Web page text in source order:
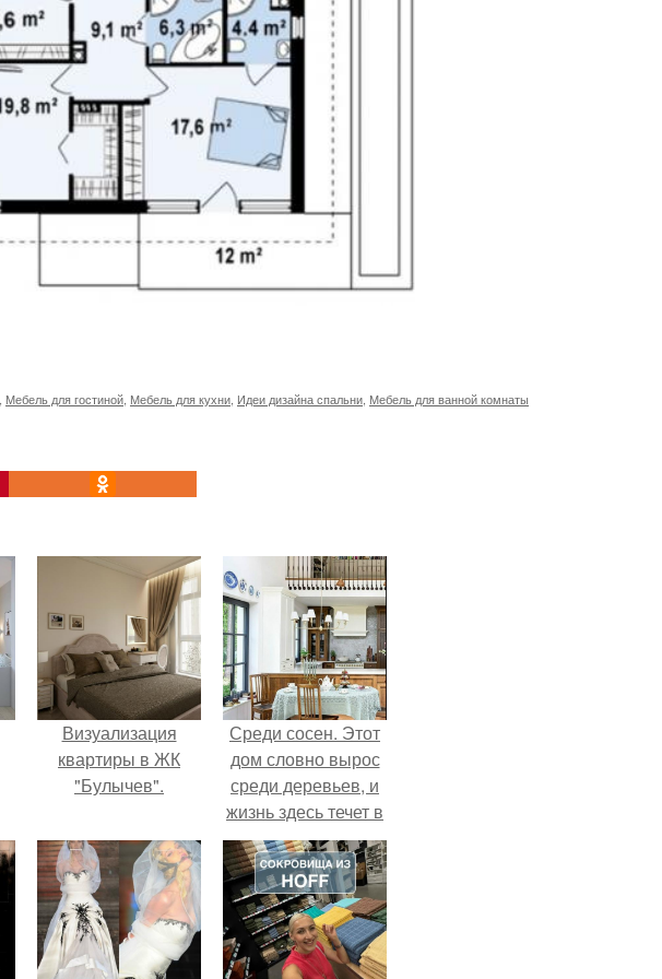
Мебель для гостиной Мебель для кухни Идеи дизайна спальни Мебель для ванной комнаты
Визуализация
квартиры в ЖК
"Булычев".
Среди сосен. Этот
дом словно вырос
среди деревьев, и
жизнь здесь течет в
собственном ритме
- спокойно, без
спешки и лишнего
шума.